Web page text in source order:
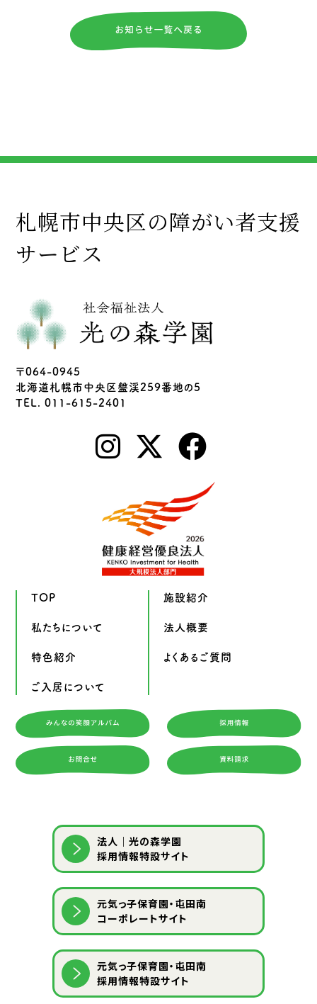
札幌市中央区の障がい者支援
サービス
〒064-0945
北海道札幌市中央区盤渓259番地の5
TEL. 011-615-2401
TOP
私たちについて
特色紹介
ご入居について
施設紹介
法人概要
よくあるご質問
法人｜光の森学園
採用情報特設サイト
元気っ子保育園・屯田南
コーポレートサイト
元気っ子保育園・屯田南
採用情報特設サイト